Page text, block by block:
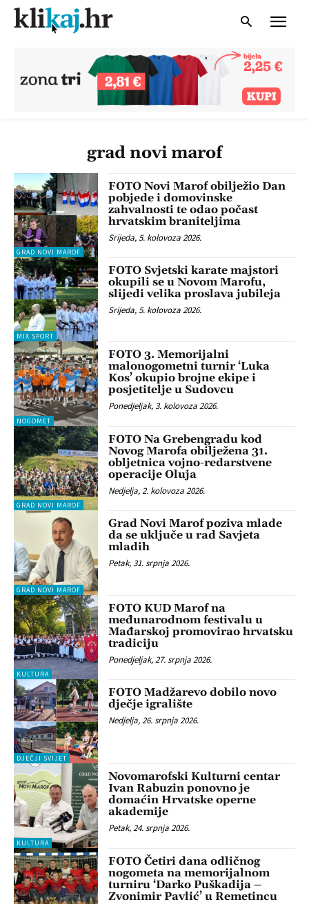
grad novi marof
GRAD NOVI MAROF
FOTO Novi Marof obilježio Dan
pobjede i domovinske
zahvalnosti te odao počast
hrvatskim braniteljima
Srijeda, 5. kolovoza 2026.
MIX SPORT
FOTO Svjetski karate majstori
okupili se u Novom Marofu,
slijedi velika proslava jubileja
Srijeda, 5. kolovoza 2026.
NOGOMET
FOTO 3. Memorijalni
malonogometni turnir ‘Luka
Kos’ okupio brojne ekipe i
posjetitelje u Sudovcu
Ponedjeljak, 3. kolovoza 2026.
GRAD NOVI MAROF
FOTO Na Grebengradu kod
Novog Marofa obilježena 31.
obljetnica vojno-redarstvene
operacije Oluja
Nedjelja, 2. kolovoza 2026.
GRAD NOVI MAROF
Grad Novi Marof poziva mlade
da se uključe u rad Savjeta
mladih
Petak, 31. srpnja 2026.
KULTURA
FOTO KUD Marof na
međunarodnom festivalu u
Mađarskoj promovirao hrvatsku
tradiciju
Ponedjeljak, 27. srpnja 2026.
DJEČJI SVIJET
FOTO Madžarevo dobilo novo
dječje igralište
Nedjelja, 26. srpnja 2026.
KULTURA
Novomarofski Kulturni centar
Ivan Rabuzin ponovno je
domaćin Hrvatske operne
akademije
Petak, 24. srpnja 2026.
FOTO Četiri dana odličnog
nogometa na memorijalnom
turniru ‘Darko Puškadija –
Zvonimir Pavlić’ u Remetincu